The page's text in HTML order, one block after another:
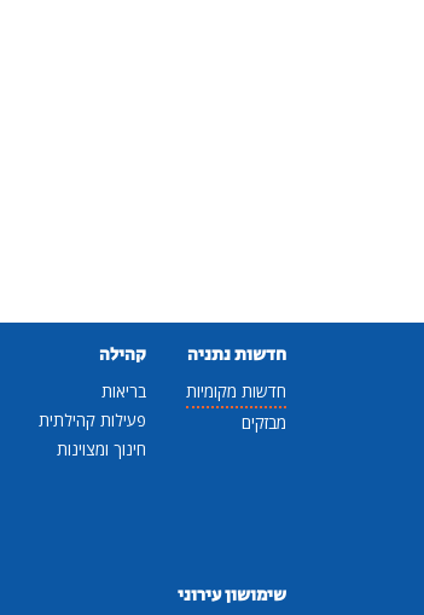
חדשות נתניה
חדשות מקומיות
מבזקים
קהילה
בריאות
פעילות קהילתית
חינוך ומצוינות
שימושון עירוני